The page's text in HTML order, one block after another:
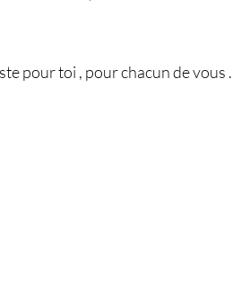
pour toi , pour chacun de vous .